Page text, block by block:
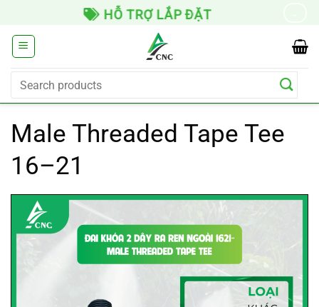
content
HỖ TRỢ LẮP ĐẶT
Search
Male Threaded Tape Tee
16–21